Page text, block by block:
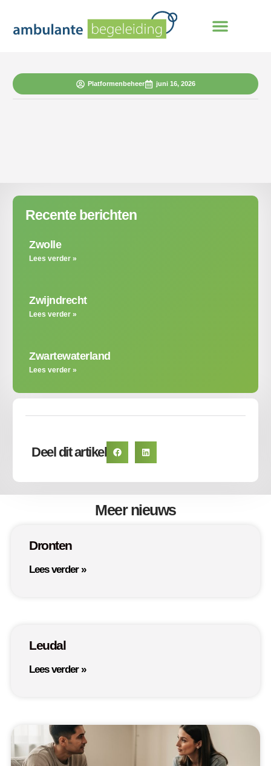
Platformenbeheer juni 16, 2026
Deel dit artikel
Recente berichten
Zwolle
Lees verder »
Zwijndrecht
Lees verder »
Zwartewaterland
Lees verder »
Meer nieuws
Dronten
Lees verder »
Leudal
Lees verder »